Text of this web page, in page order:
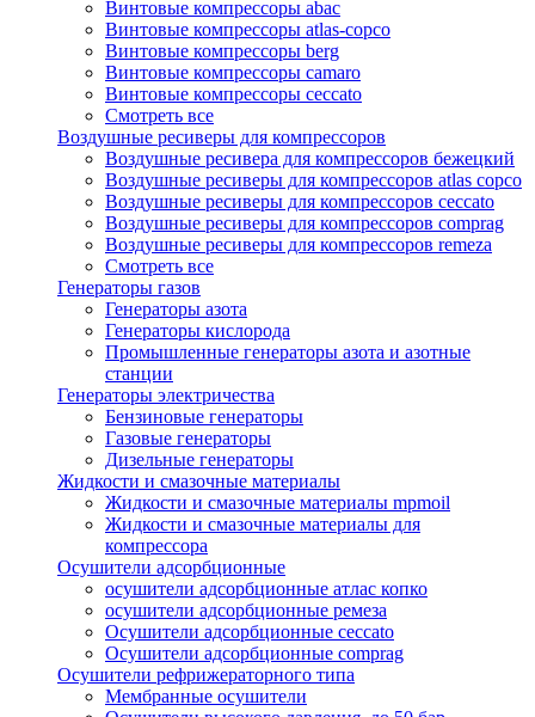
Винтовые компрессоры abac
Винтовые компрессоры atlas-copco
Винтовые компрессоры berg
Винтовые компрессоры camaro
Винтовые компрессоры ceccato
Смотреть все
Воздушные ресиверы для компрессоров
Воздушные ресивера для компрессоров бежецкий
Воздушные ресиверы для компрессоров atlas copco
Воздушные ресиверы для компрессоров ceccato
Воздушные ресиверы для компрессоров comprag
Воздушные ресиверы для компрессоров remeza
Смотреть все
Генераторы газов
Генераторы азота
Генераторы кислорода
Промышленные генераторы азота и азотные
станции
Генераторы электричества
Бензиновые генераторы
Газовые генераторы
Дизельные генераторы
Жидкости и смазочные материалы
Жидкости и смазочные материалы mpmoil
Жидкости и смазочные материалы для
компрессора
Осушители адсорбционные
осушители адсорбционные атлас копко
осушители адсорбционные ремеза
Осушители адсорбционные ceccato
Осушители адсорбционные comprag
Осушители рефрижераторного типа
Мембранные осушители